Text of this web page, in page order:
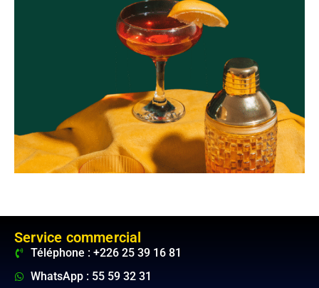
Service commercial
Téléphone : +226 25 39 16 81
WhatsApp : 55 59 32 31